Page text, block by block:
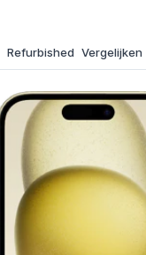
Refurbished Vergelijken